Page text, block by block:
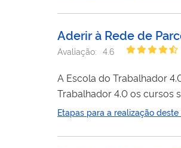
Aderir à Rede de
Avaliação: 4.6
A Escola do Trabalhador
Trabalhador 4.0 os cursos
cursos que vão desde o
final...
Etapas para a realização